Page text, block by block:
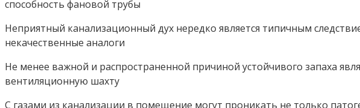
способность фановой трубы
Неприятный канализационный дух нередко является типичным
некачественные аналоги
Не менее важной и распространенной причиной устойчивого запаха
вентиляционную шахту
С газами из канализации в помещение могут проникать не только